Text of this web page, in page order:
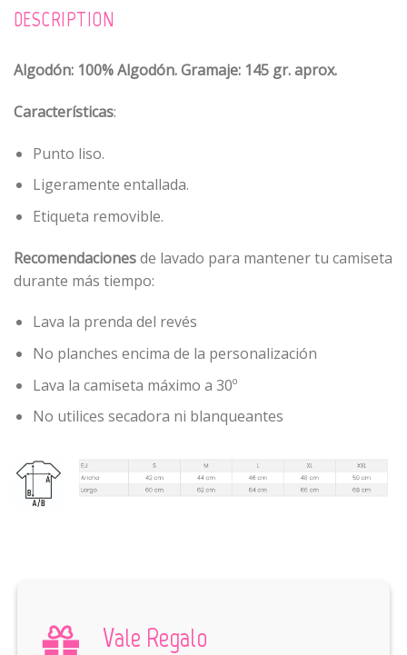
DESCRIPTION
Algodón: 100% Algodón. Gramaje: 145 gr. aprox.
Características:
Punto liso.
Ligeramente entallada.
Etiqueta removible.
Recomendacionesde lavado para mantener tu camiseta
durante más tiempo:
Lava la prenda del revés
No planches encima de la personalización
Lava la camiseta máximo a 30º
No utilices secadora ni blanqueantes
Vale Regalo